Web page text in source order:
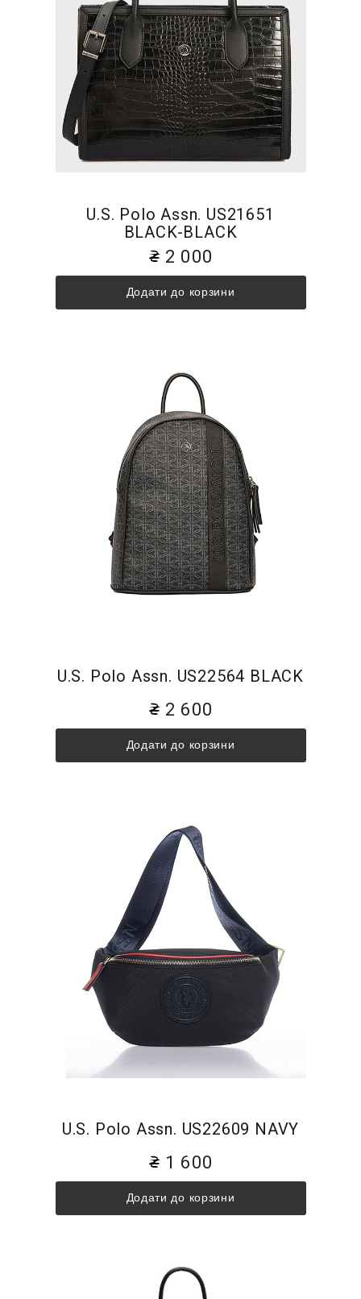
U.S. Polo Assn. US21651
BLACK-BLACK
2 000
Додати до корзини
U.S. Polo Assn. US22564 BLACK
2 600
Додати до корзини
U.S. Polo Assn. US22609 NAVY
1 600
Додати до корзини